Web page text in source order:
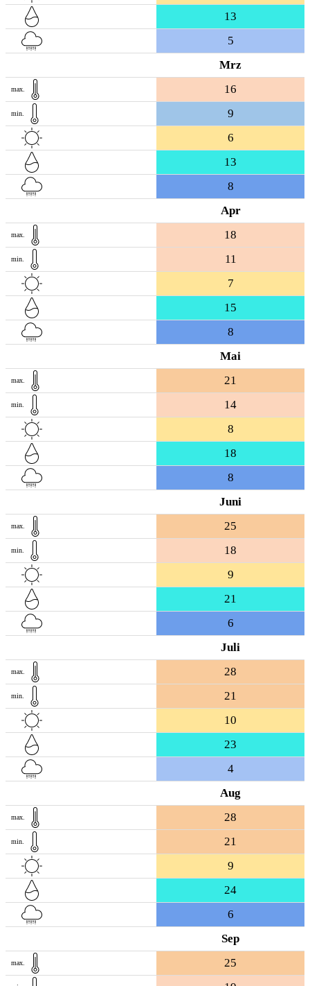
13
5
Mrz
max. 16
min.
9
6
13
8
Apr
max. 18
min.
11
7
15
8
Mai
max. 21
min.
14
8
18
8
Juni
max. 25
min.
18
9
21
6
Juli
max. 28
min.
21
10
23
4
Aug
max. 28
min.
21
9
24
6
Sep
max. 25